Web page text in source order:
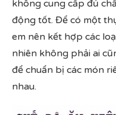
không cung cấp đủ
động tốt. Để có một
em nên kết hợp các
nhiên không phải ai
để chuẩn bị các món
nhau.